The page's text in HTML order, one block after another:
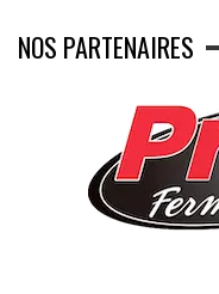
NOS PARTENAIRES